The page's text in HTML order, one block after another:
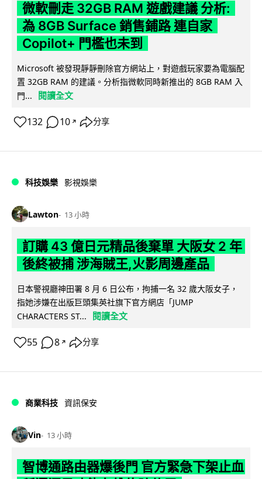
微軟刪走 32GB RAM 遊戲建議 分析:
為 8GB Surface 銷售鋪路 連自家
Copilot+ 門檻也未到
Microsoft 被發現靜靜刪除官方網站上，對遊戲玩家要為電腦配
置 32GB RAM 的建議。分析指微軟同時新推出的 8GB RAM 入
門...
閱讀全文
132 10 ↗ 分享
科技娛樂 影視娛樂
Lawton 13 小時
訂購 43 億日元精品後棄單 大阪女 2 年
後終被捕 涉海賊王,火影周邊產品
日本警視廳神田署 8 月 6 日公布，拘捕一名 32 歲大阪女子，
指她涉嫌在出版巨頭集英社旗下官方網店「JUMP
CHARACTERS ST...
閱讀全文
55 8 ↗ 分享
商業科技 資訊保安
Vin 13 小時
智博通路由器爆後門 官方緊急下架止血